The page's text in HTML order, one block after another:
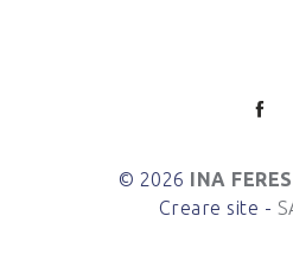
© 2026 INA
Creare site -